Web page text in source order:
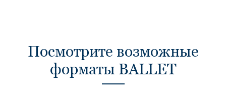
Посмотрите возможные
форматы BALLET